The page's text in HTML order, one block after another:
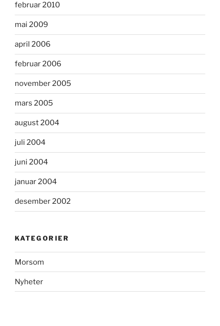
februar 2010
mai 2009
april 2006
februar 2006
november 2005
mars 2005
august 2004
juli 2004
juni 2004
januar 2004
desember 2002
KATEGORIER
Morsom
Nyheter